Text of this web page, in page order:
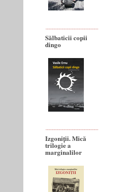
Sălbaticii copii
dingo
Izgoniții. Mică
trilogie a
marginalilor